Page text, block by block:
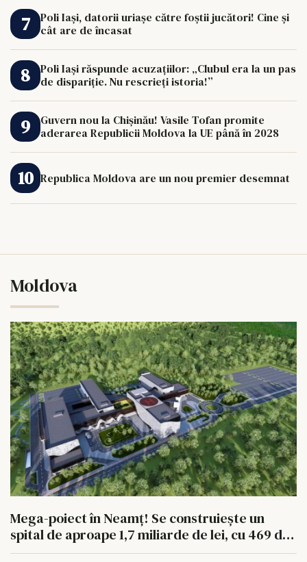
Poli Iași, datorii uriașe către foștii jucători! Cine și
cât are de încasat
Poli Iași răspunde acuzațiilor: „Clubul era la un pas
de dispariție. Nu rescrieți istoria!”
Guvern nou la Chișinău! Vasile Tofan promite
aderarea Republicii Moldova la UE până în 2028
Republica Moldova are un nou premier desemnat
Moldova
Mega-poiect în Neamț! Se construiește un
spital de aproape 1,7 miliarde de lei, cu 469 de
paturi